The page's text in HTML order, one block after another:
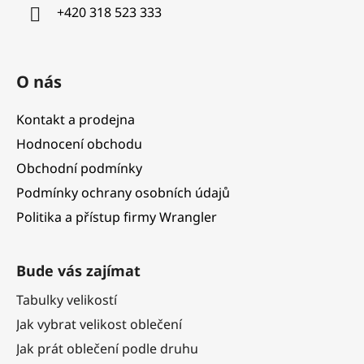
+420 318 523 333
O nás
Kontakt a prodejna
Hodnocení obchodu
Obchodní podmínky
Podmínky ochrany osobních údajů
Politika a přístup firmy Wrangler
Bude vás zajímat
Tabulky velikostí
Jak vybrat velikost oblečení
Jak prát oblečení podle druhu